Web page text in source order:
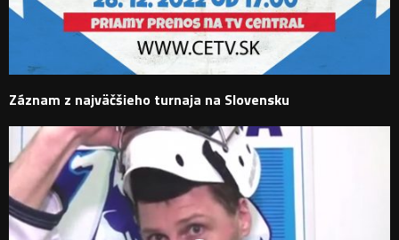
Záznam z najväčšieho turnaja na Slovensku